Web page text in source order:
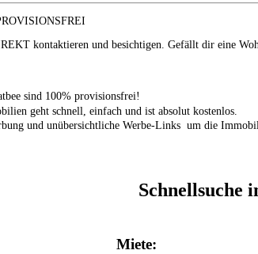
kontaktieren und besichtigen. Gefällt dir eine
sind 100% provisionsfrei!
geht schnell, einfach und ist absolut kostenlos.
und unübersichtliche Werbe-Links um die
Schnellsuche
Miete: